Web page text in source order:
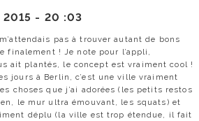
2015 - 20 :03
pas à trouver autant de bons
finalement ! Je note pour l’appli,
ait plantés, le concept est vraiment cool !
jours à Berlin, c’est une ville vraiment
choses que j’ai adorées (les petits restos
le mur ultra émouvant, les squats) et
déplu (la ville est trop étendue, il fait